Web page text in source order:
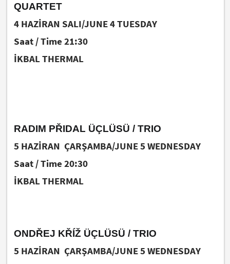
QUARTET
4 HAZİRAN SALI/JUNE 4 TUESDAY
Saat / Time 21:30
İKBAL THERMAL
RADIM PŘIDAL ÜÇLÜSÜ / TRIO
5 HAZİRAN ÇARŞAMBA/JUNE 5 WEDNESDAY
Saat / Time 20:30
İKBAL THERMAL
ONDŘEJ KŘÍŽ ÜÇLÜSÜ / TRIO
5 HAZİRAN ÇARŞAMBA/JUNE 5 WEDNESDAY